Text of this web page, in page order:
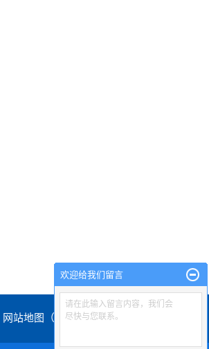
网站地图（XML / HTML）
欢迎给我们留言
请在此输入留言内容，我们会
尽快与您联系。